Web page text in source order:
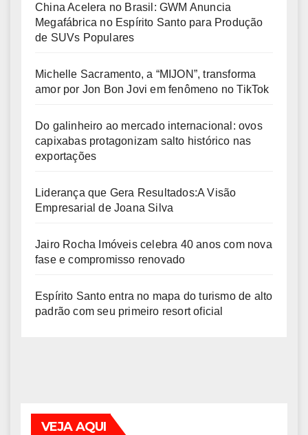
China Acelera no Brasil: GWM Anuncia
Megafábrica no Espírito Santo para Produção
de SUVs Populares
Michelle Sacramento, a “MIJON”, transforma
amor por Jon Bon Jovi em fenômeno no TikTok
Do galinheiro ao mercado internacional: ovos
capixabas protagonizam salto histórico nas
exportações
Liderança que Gera Resultados:A Visão
Empresarial de Joana Silva
Jairo Rocha Imóveis celebra 40 anos com nova
fase e compromisso renovado
Espírito Santo entra no mapa do turismo de alto
padrão com seu primeiro resort oficial
VEJA AQUI